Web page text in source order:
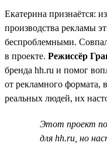
Екатерина признаётся:
производства рекламы
беспроблемными.
в проекте. Режиссёр
бренда hh.ru и помог
от рекламного формата,
реальных людей, их
Этот проект
для hh.ru, но